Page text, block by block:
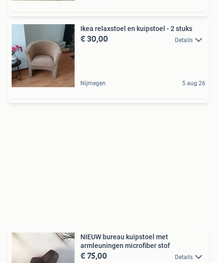
Ikea relaxstoel en kuipstoel - 2 stuks
€ 30,00 Details
Nijmegen 5 aug 26
NIEUW bureau kuipstoel met
armleuningen microfiber stof
€ 75,00 Details